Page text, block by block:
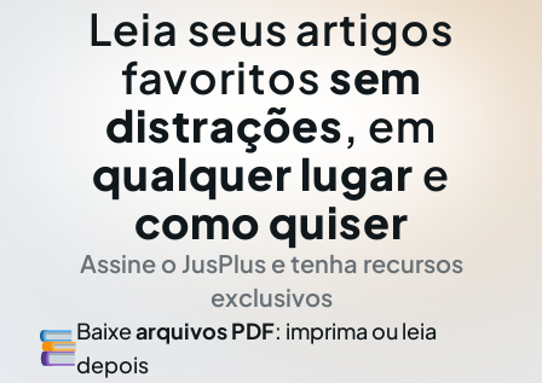
Leia seus artigos
favoritos sem
distrações, em
qualquer lugar e
como quiser
Assine o JusPlus e tenha recursos
exclusivos
Baixearquivos PDF: imprima ou leia
depois